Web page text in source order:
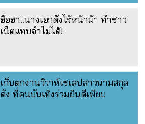
ฮือฮา..นางเอกดังไร้หน้าม้า ทำชาว
เน็ตแทบจำไม่ได้!
เก็บตกงานวิวาห์เซเลปสาวนามสกุล
ดัง ที่คนบันเทิงร่วมยินดีเพียบ